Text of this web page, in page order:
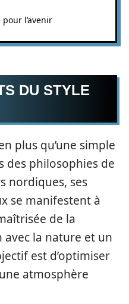
l’avenir
DU STYLE
plus qu’une simple
des philosophies de
nordiques, ses
se manifestent à
de la
la nature et un
est d’optimiser
atmosphère